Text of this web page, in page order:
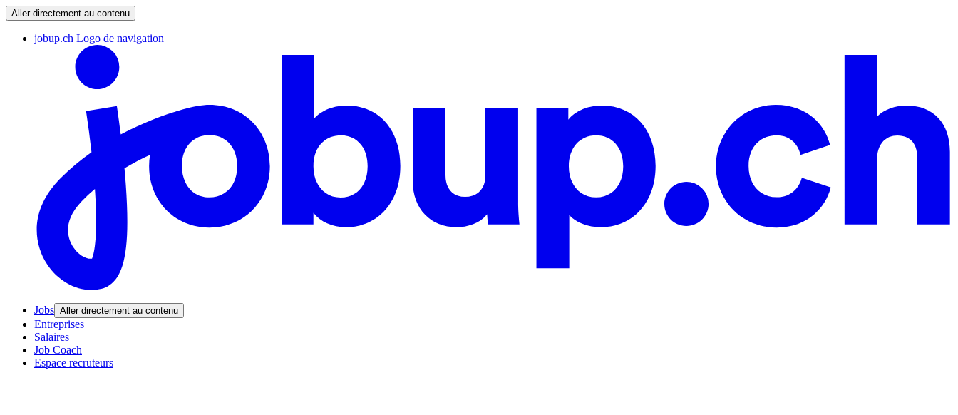
Aller directement au contenu
jobup.ch Logo de navigation
Jobs Aller directement au contenu
Entreprises
Salaires
Job Coach
Espace recruteurs